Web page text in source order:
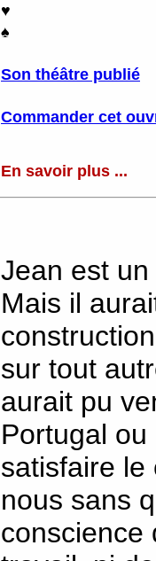
♥
♠
Son théâtre publié
Commander cet
En savoir plus ...
Jean est
Mais il
sur tout
aurait pu
Portugal
satisfaire le
nous sans
conscience